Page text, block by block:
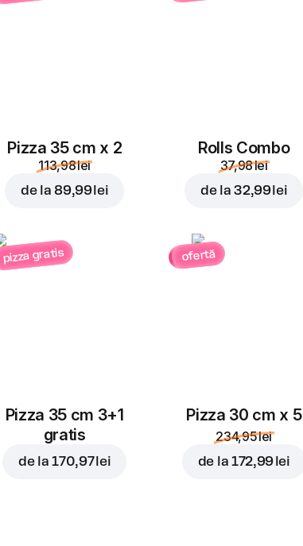
Pizza 35 cm x 2
113,98 lei
de la 89,99 lei
Rolls Combo
37,98 lei
de la32,99 lei
pizza gratis
Pizza 35 cm 3+1
gratis
de la170,97 lei
ofertă
Pizza 30 cm x 5
234,95 lei
de la 172,99 lei